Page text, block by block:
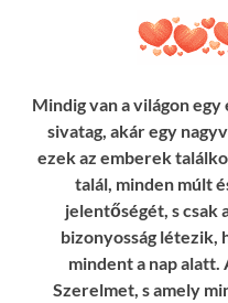
Mindig van a világon
sivatag, akár egy
ezek az emberek
talál, minden múlt
jelentőségét, s csak
bizonyosság létezik,
mindent a nap
Szerelmet, s amely